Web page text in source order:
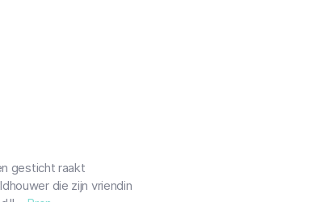
gesticht raakt
die zijn vriendin